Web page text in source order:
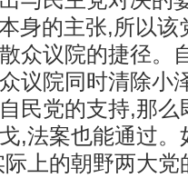
身的主张,所以该
众议院的捷径。
议院同时清除小
民党的支持,那
,法案也能通过。
上的朝野两大